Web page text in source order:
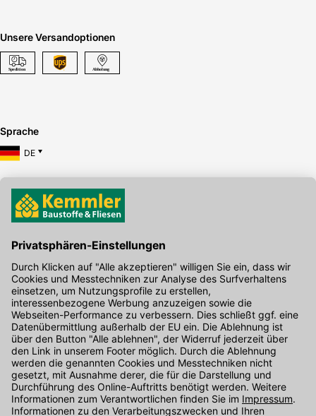
Unsere Versandoptionen
Sprache
DE
Hier gibt's die kostenlose App
Kontakt
Unser Onlineshop Team ist montags bis freitags von 08:00 - 17:00
Uhr unter der Telefonnummer07071 / 151-151 für Sie erreichbar.
Alternativ können Sie unser Kontaktformular nutzen.
Den Kontakt direkt in unsere Niederlassungen finden Sie hier.